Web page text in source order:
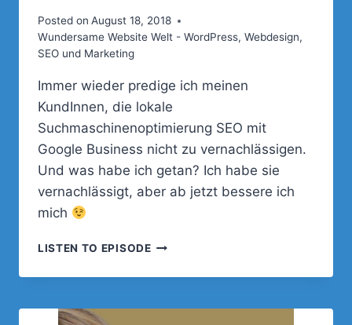
Posted on August 18, 2018
Wundersame Website Welt - WordPress, Webdesign,
SEO und Marketing
Immer wieder predige ich meinen
KundInnen, die lokale
Suchmaschinenoptimierung SEO mit
Google Business nicht zu vernachlässigen.
Und was habe ich getan? Ich habe sie
vernachlässigt, aber ab jetzt bessere ich
mich
LISTEN TO EPISODELOKALES
IST
HEISSE S